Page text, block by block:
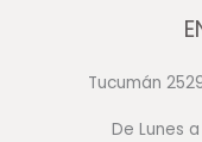
Tucumán
De Lunes